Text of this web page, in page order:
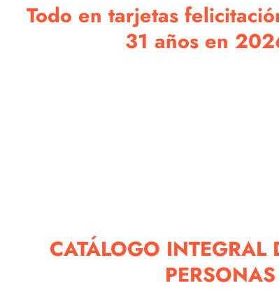
Todo en tarjetas
31 años en
CATÁLOGO INTEGRAL